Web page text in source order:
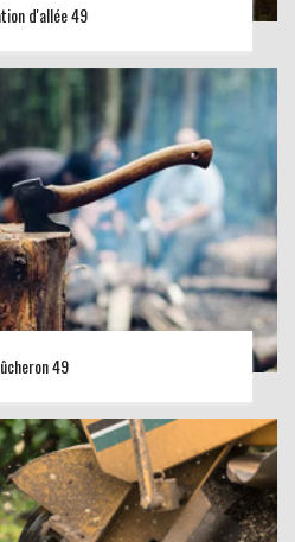
d'allée 49
49